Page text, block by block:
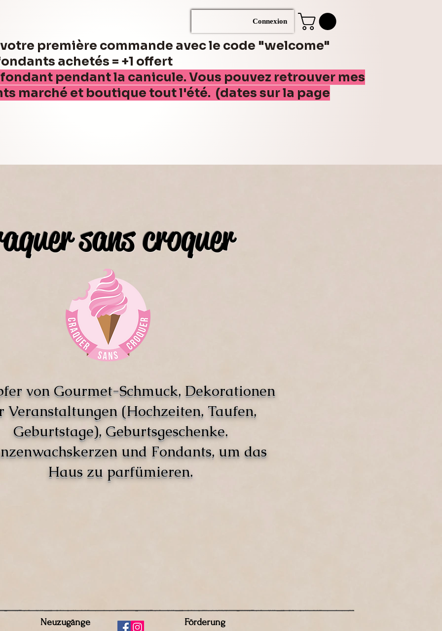
Connexion
première commande avec le code "welcome"
achetés = +1 offert
pendant la canicule. Vous pouvez retrouver mes
marché et boutique tout l'été. (dates sur la page
sans croquer
von Gourmet-Schmuck, Dekorationen
Veranstaltungen (Hochzeiten, Taufen,
Geburtstage), Geburtsgeschenke.
und Fondants, um das
Haus zu parfümieren.
Neuzugänge Förderung